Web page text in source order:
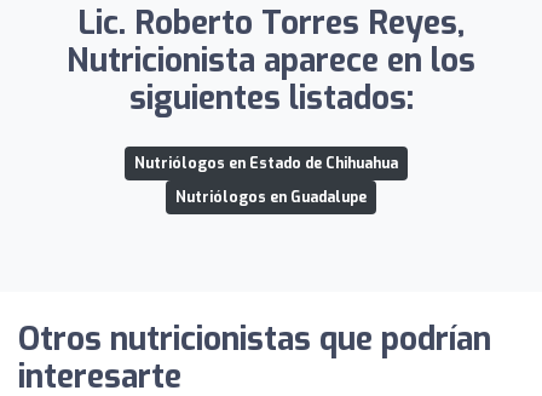
Lic. Roberto Torres Reyes,
Nutricionista aparece en los
siguientes listados:
Nutriólogos en Estado de Chihuahua
Nutriólogos en Guadalupe
Otros nutricionistas que podrían
interesarte